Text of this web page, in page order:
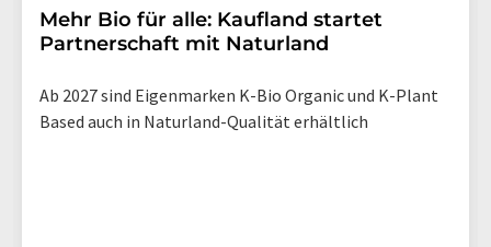
Mehr Bio für alle: Kaufland startet
Partnerschaft mit Naturland
Ab 2027 sind Eigenmarken K-Bio Organic und K-Plant
Based auch in Naturland-Qualität erhältlich